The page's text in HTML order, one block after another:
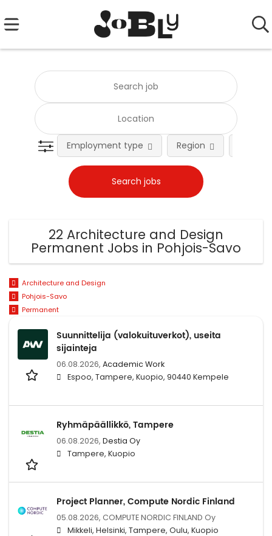
Employment type Region
22 Architecture and Design
Permanent Jobs in Pohjois-Savo
Architecture and Design
Pohjois-Savo
Permanent
Suunnittelija (valokuituverkot), useita
sijainteja
06.08.2026, Academic Work
Espoo, Tampere, Kuopio, 90440 Kempele
Ryhmäpäällikkö, Tampere
06.08.2026, Destia Oy
Tampere, Kuopio
Project Planner, Compute Nordic Finland
05.08.2026, COMPUTE NORDIC FINLAND Oy
Mikkeli, Helsinki, Tampere, Oulu, Kuopio